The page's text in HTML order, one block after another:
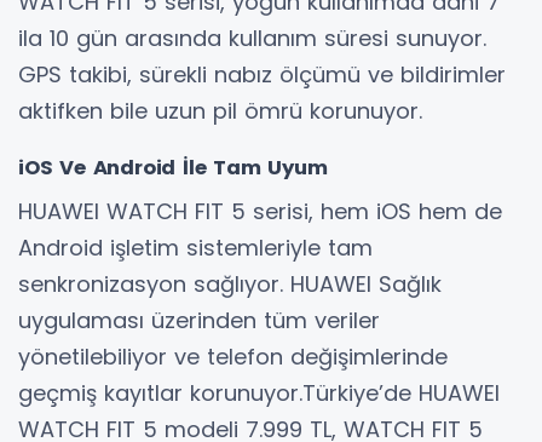
ila 10 gün arasında kullanım süresi sunuyor.
GPS takibi, sürekli nabız ölçümü ve bildirimler
aktifken bile uzun pil ömrü korunuyor.
iOS Ve Android İle Tam Uyum
HUAWEI WATCH FIT 5 serisi, hem iOS hem de
Android işletim sistemleriyle tam
senkronizasyon sağlıyor. HUAWEI Sağlık
uygulaması üzerinden tüm veriler
yönetilebiliyor ve telefon değişimlerinde
geçmiş kayıtlar korunuyor.Türkiye’de HUAWEI
WATCH FIT 5 modeli 7.999 TL, WATCH FIT 5